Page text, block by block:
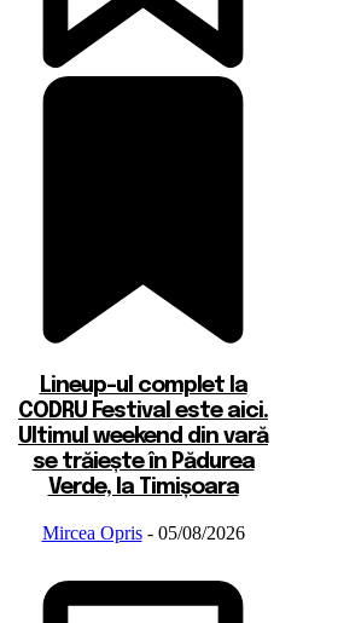
Lineup-ul complet la
CODRU Festival este aici.
Ultimul weekend din vară
se trăiește în Pădurea
Verde, la Timișoara
Mircea Opris - 05/08/2026